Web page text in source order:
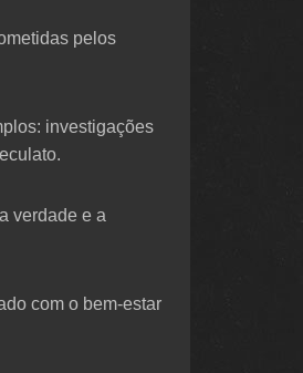
pelos
investigações
verdade e a
com o bem-estar